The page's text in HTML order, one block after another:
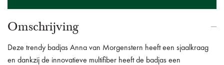
Omschrijving
Deze trendy badjas Anna van Morgenstern heeft een sjaalkraag
en dankzij de innovatieve multifiber heeft de badjas een